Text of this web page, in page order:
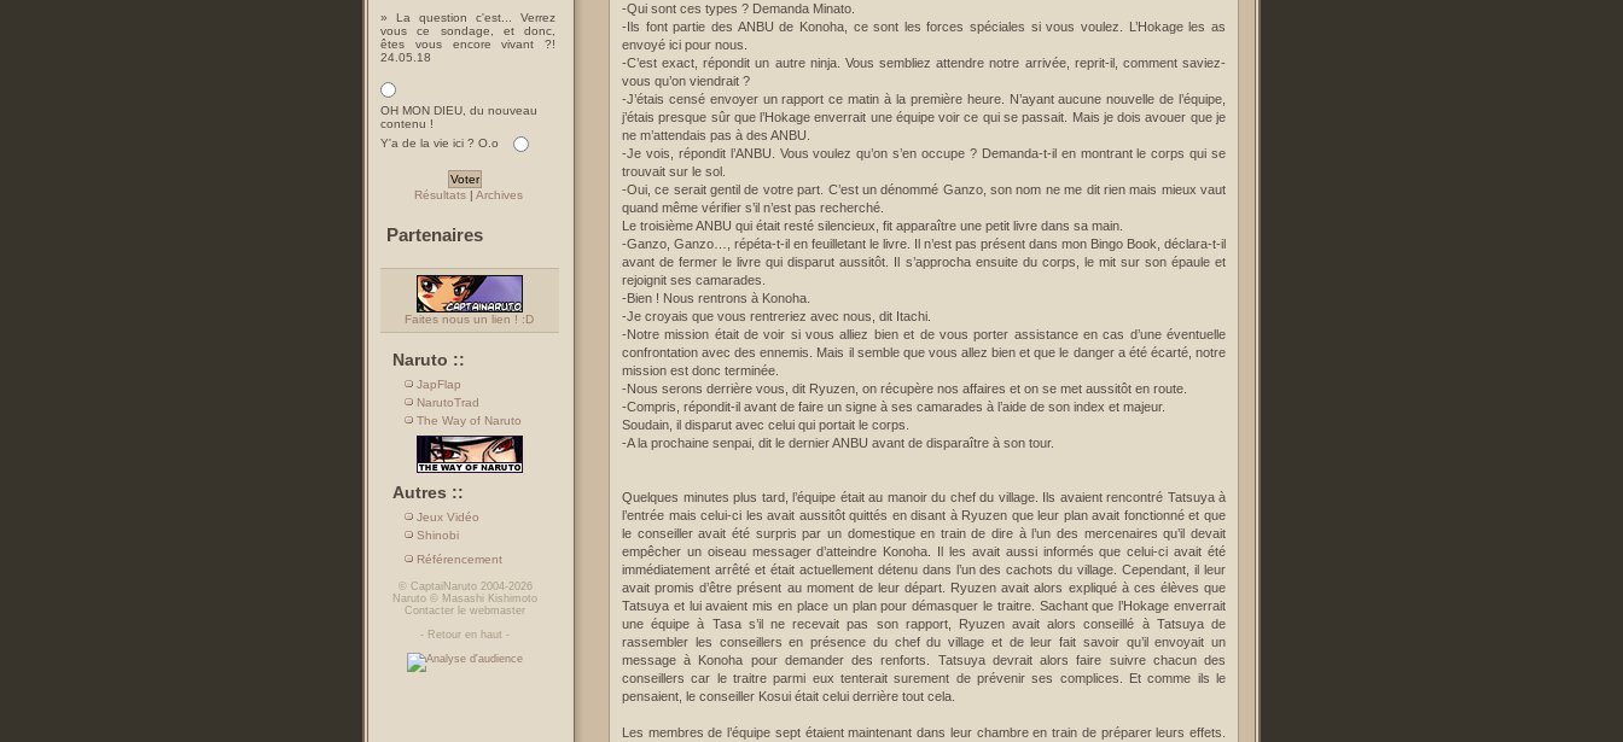
» La question c'est... Verrez
vous ce sondage, et donc,
êtes vous encore vivant ?!
24.05.18
OH MON DIEU, du nouveau
contenu !
Y'a de la vie ici ? O.o
Résultats| Archives
Partenaires
Faites nous un lien ! :D
Naruto ::
JapFlap
NarutoTrad
The Way of Naruto
Autres ::
Jeux Vidéo
Shinobi
Référencement
© CaptaiNaruto2004-2026
Naruto © Masashi Kishimoto
Contacter le webmaster
- Retour en haut -
-Qui sont ces types ? Demanda Minato.
-Ils font partie des ANBU de Konoha, ce sont les forces spéciales si vous voulez. L’Hokage les as
envoyé ici pour nous.
-C’est exact, répondit un autre ninja. Vous sembliez attendre notre arrivée, reprit-il, comment saviez-
vous qu’on viendrait ?
-J’étais censé envoyer un rapport ce matin à la première heure. N’ayant aucune nouvelle de l’équipe,
j’étais presque sûr que l’Hokage enverrait une équipe voir ce qui se passait. Mais je dois avouer que je
ne m’attendais pas à des ANBU.
-Je vois, répondit l’ANBU. Vous voulez qu’on s’en occupe ? Demanda-t-il en montrant le corps qui se
trouvait sur le sol.
-Oui, ce serait gentil de votre part. C’est un dénommé Ganzo, son nom ne me dit rien mais mieux vaut
quand même vérifier s’il n’est pas recherché.
Le troisième ANBU qui était resté silencieux, fit apparaître une petit livre dans sa main.
-Ganzo, Ganzo…, répéta-t-il en feuilletant le livre. Il n’est pas présent dans mon Bingo Book, déclara-t-il
avant de fermer le livre qui disparut aussitôt. Il s’approcha ensuite du corps, le mit sur son épaule et
rejoignit ses camarades.
-Bien ! Nous rentrons à Konoha.
-Je croyais que vous rentreriez avec nous, dit Itachi.
-Notre mission était de voir si vous alliez bien et de vous porter assistance en cas d’une éventuelle
confrontation avec des ennemis. Mais il semble que vous allez bien et que le danger a été écarté, notre
mission est donc terminée.
-Nous serons derrière vous, dit Ryuzen, on récupère nos affaires et on se met aussitôt en route.
-Compris, répondit-il avant de faire un signe à ses camarades à l’aide de son index et majeur.
Soudain, il disparut avec celui qui portait le corps.
-A la prochaine senpai, dit le dernier ANBU avant de disparaître à son tour.
Quelques minutes plus tard, l’équipe était au manoir du chef du village. Ils avaient rencontré Tatsuya à
l’entrée mais celui-ci les avait aussitôt quittés en disant à Ryuzen que leur plan avait fonctionné et que
le conseiller avait été surpris par un domestique en train de dire à l’un des mercenaires qu’il devait
empêcher un oiseau messager d’atteindre Konoha. Il les avait aussi informés que celui-ci avait été
immédiatement arrêté et était actuellement détenu dans l’un des cachots du village. Cependant, il leur
avait promis d’être présent au moment de leur départ. Ryuzen avait alors expliqué à ces élèves que
Tatsuya et lui avaient mis en place un plan pour démasquer le traitre. Sachant que l’Hokage enverrait
une équipe à Tasa s’il ne recevait pas son rapport, Ryuzen avait alors conseillé à Tatsuya de
rassembler les conseillers en présence du chef du village et de leur fait savoir qu’il envoyait un
message à Konoha pour demander des renforts. Tatsuya devrait alors faire suivre chacun des
conseillers car le traitre parmi eux tenterait surement de prévenir ses complices. Et comme ils le
pensaient, le conseiller Kosui était celui derrière tout cela.
Les membres de l’équipe sept étaient maintenant dans leur chambre en train de préparer leurs effets.